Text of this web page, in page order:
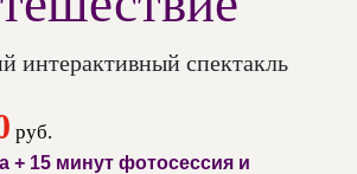
интерактивный спектакль
руб.
+ 15 минут фотосессия и